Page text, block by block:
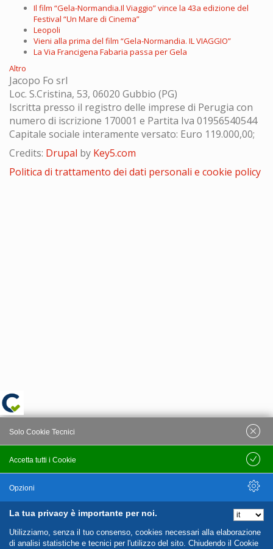
Il film “Gela-Normandia.Il Viaggio” vince la 43a edizione del
Festival “Un Mare di Cinema”
Leopoli
Vieni alla prima del film “Gela-Normandia. IL VIAGGIO”
La Via Francigena Fabaria passa per Gela
Altro
Jacopo Fo srl
Loc. S.Cristina, 53, 06020 Gubbio (PG)
Iscritta presso il registro delle imprese di Perugia con
numero di iscrizione 170001 e Partita Iva 01956540544
Capitale sociale interamente versato: Euro 119.000,00;
Credits: Drupal by Key5.com
Politica di trattamento dei dati personali e cookie policy
La tua privacy è importante per noi.
Utilizziamo, senza il tuo consenso, cookies necessari alla elaborazione
di analisi statistiche e tecnici per l'utilizzo del sito. Chiudendo il Cookie
Accetta tutti i Cookie
Solo Cookie Tecnici
Salva
Opzioni
Nascondi Opzioni